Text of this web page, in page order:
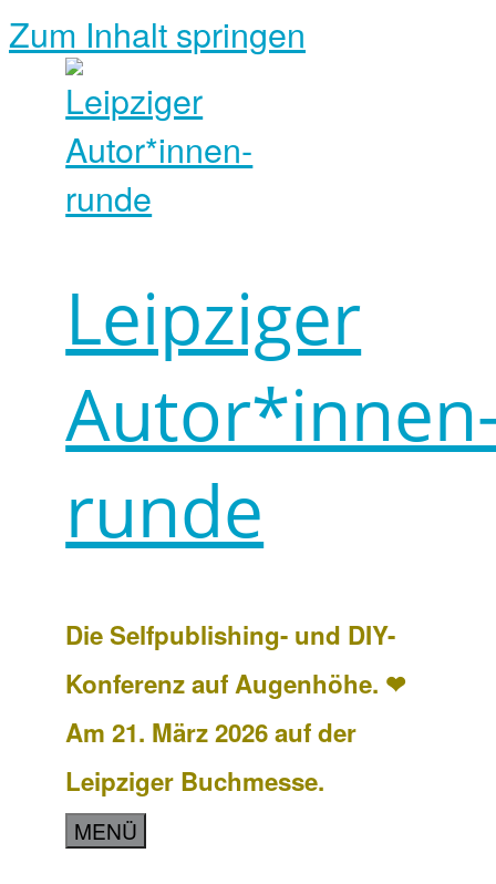
Zum Inhalt springen
Leipziger
runde
Die Selfpublishing- und DIY-
Konferenz auf Augenhöhe. ❤
Am 21. März 2026 auf der
Leipziger Buchmesse.
MENÜ